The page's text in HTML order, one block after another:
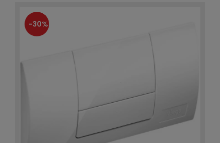
-30%